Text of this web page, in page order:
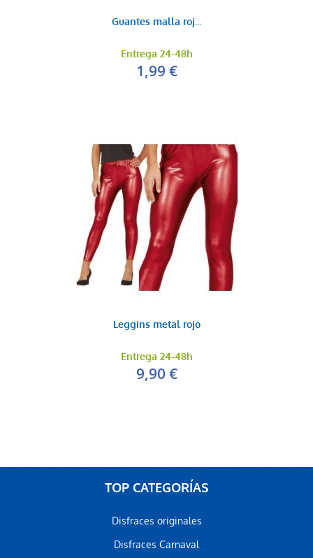
Guantes malla roj...
Entrega 24-48h
1,99 €
Leggins metal rojo
Entrega 24-48h
9,90 €
TOP CATEGORÍAS
Disfraces originales
Disfraces Carnaval